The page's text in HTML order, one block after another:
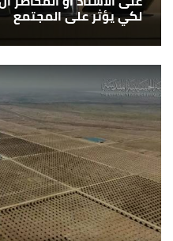
لكي يؤثر على المجتمع